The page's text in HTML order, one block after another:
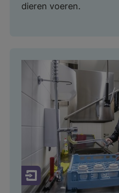
dieren voeren.